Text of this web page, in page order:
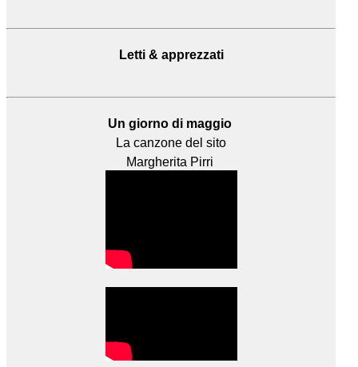
Letti & apprezzati
Un giorno di maggio
La canzone del sito
Margherita Pirri